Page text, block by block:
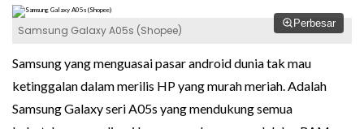
Perbesar
Samsung Galaxy A05s (Shopee)
Samsung yang menguasai pasar android dunia tak mau
ketinggalan dalam merilis HP yang murah meriah. Adalah
Samsung Galaxy seri A05s yang mendukung semua